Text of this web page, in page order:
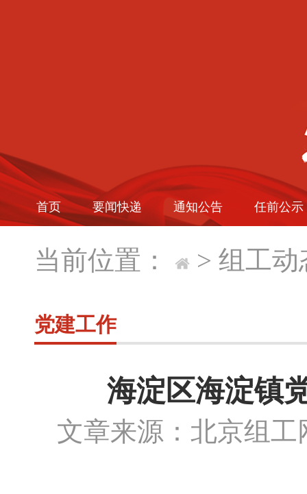
首页 要闻快递 通知公告 任前公示
当前位置： > 组工动
党建工作
海淀区海淀镇
文章来源：北京